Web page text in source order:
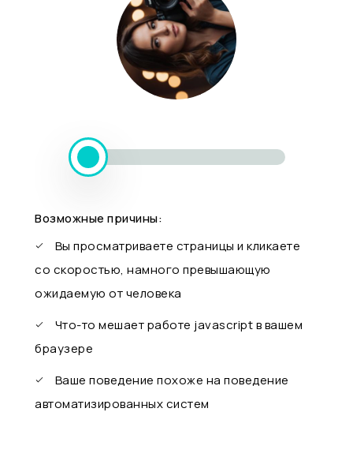
Возможные причины:
Вы просматриваете страницы и кликаете
со скоростью, намного превышающую
ожидаемую от человека
Что-то мешает работе javascript в вашем
браузере
Ваше поведение похоже на поведение
автоматизированных систем